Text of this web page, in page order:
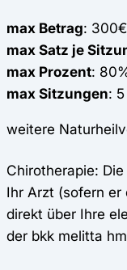
max Betrag: 300€
max Satz je
max Prozent:
max Sitzungen: 5
weitere
Chirotherapie:
Ihr Arzt (sofern
direkt über Ihre
der bkk melitta